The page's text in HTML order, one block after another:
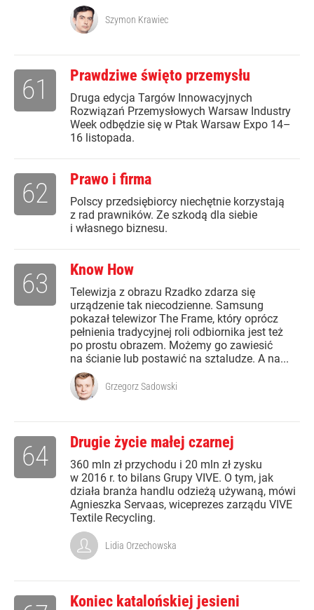
Szymon Krawiec
Prawdziwe święto przemysłu
Druga edycja Targów Innowacyjnych
Rozwiązań Przemysłowych Warsaw Industry
Week odbędzie się w Ptak Warsaw Expo 14–
16 listopada.
61
Prawo i firma
Polscy przedsiębiorcy niechętnie korzystają
z rad prawników. Ze szkodą dla siebie
i własnego biznesu.
62
Know How
Telewizja z obrazu Rzadko zdarza się
urządzenie tak niecodzienne. Samsung
pokazał telewizor The Frame, który oprócz
pełnienia tradycyjnej roli odbiornika jest też
po prostu obrazem. Możemy go zawiesić
na ścianie lub postawić na sztaludze. A na...
63
Grzegorz Sadowski
Drugie życie małej czarnej
360 mln zł przychodu i 20 mln zł zysku
w 2016 r. to bilans Grupy VIVE. O tym, jak
działa branża handlu odzieżą używaną, mówi
Agnieszka Servaas, wiceprezes zarządu VIVE
Textile Recycling.
64
Lidia Orzechowska
Koniec katalońskiej jesieni